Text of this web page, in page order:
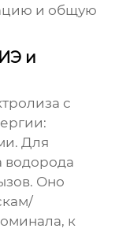
и общую
и
с
Для
водорода
Оно
к